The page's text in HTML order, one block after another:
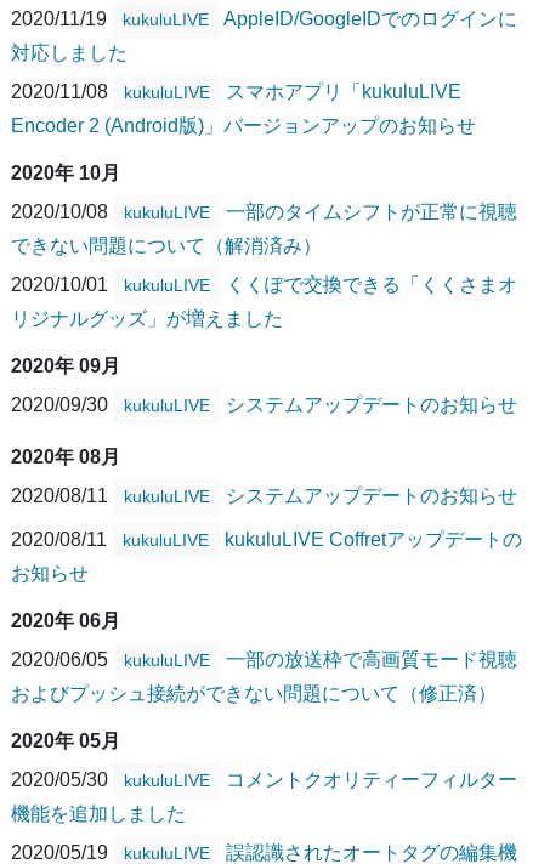
2020/11/19 kukuluLIVE
AppleID/GoogleIDでのログインに
対応しました
2020/11/08
kukuluLIVE
スマホアプリ「kukuluLIVE
Encoder 2 (Android版)」バージョンアップのお知らせ
2020年 10月
2020/10/08
kukuluLIVE
一部のタイムシフトが正常に視聴
できない問題について（解消済み）
2020/10/01
kukuluLIVE
くくぽで交換できる「くくさまオ
リジナルグッズ」が増えました
2020年 09月
2020/09/30
kukuluLIVE システムアップデートのお知らせ
2020年 08月
2020/08/11
kukuluLIVE システムアップデートのお知らせ
2020/08/11 kukuluLIVE
kukuluLIVE Coffretアップデートの
お知らせ
2020年 06月
2020/06/05
kukuluLIVE
一部の放送枠で高画質モード視聴
およびプッシュ接続ができない問題について（修正済）
2020年 05月
2020/05/30
kukuluLIVE
コメントクオリティーフィルター
機能を追加しました
2020/05/19
kukuluLIVE
誤認識されたオートタグの編集機